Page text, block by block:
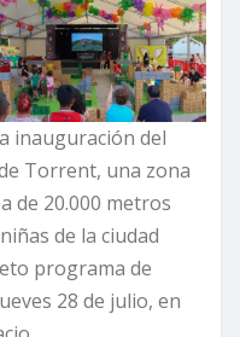
inauguración del
Torrent, una zona
de 20.000 metros
de la ciudad
programa de
28 de julio, en